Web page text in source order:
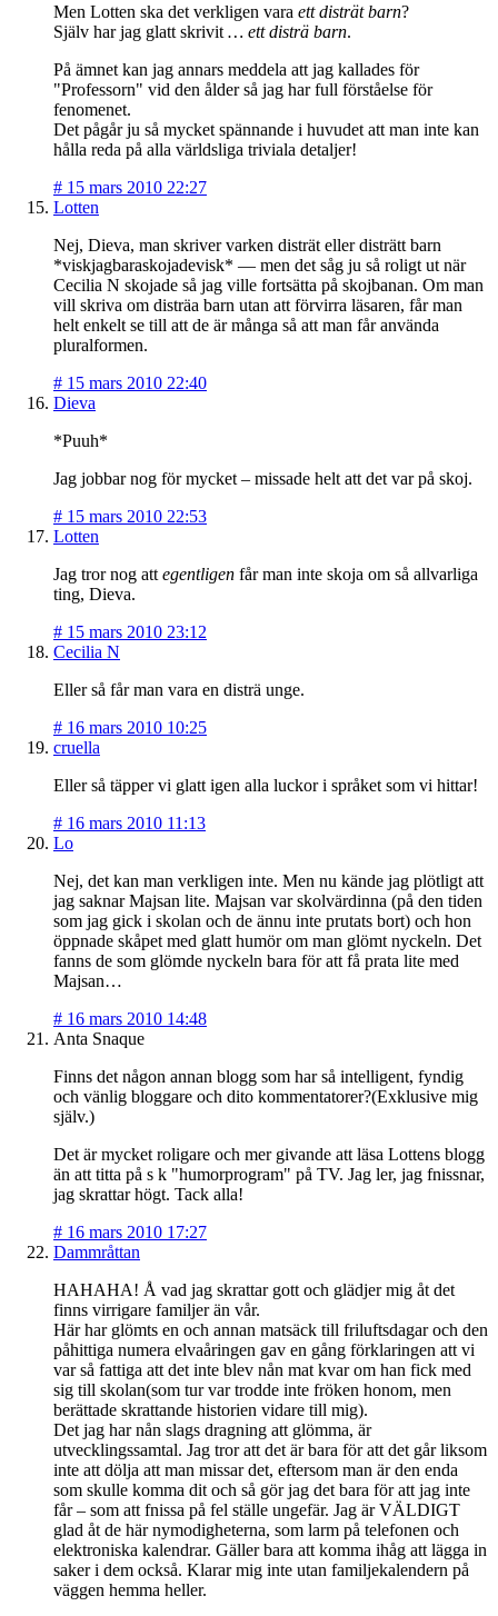
Men Lotten ska det verkligen vara ett disträt barn?
Själv har jag glatt skrivit … ett disträ barn.
På ämnet kan jag annars meddela att jag kallades för
"Professorn" vid den ålder så jag har full förståelse för
fenomenet.
Det pågår ju så mycket spännande i huvudet att man inte kan
hålla reda på alla världsliga triviala detaljer!
# 15 mars 2010 22:27
Lotten
Nej, Dieva, man skriver varken disträt eller disträtt barn
*viskjagbaraskojadevisk* — men det såg ju så roligt ut när
Cecilia N skojade så jag ville fortsätta på skojbanan. Om man
vill skriva om disträa barn utan att förvirra läsaren, får man
helt enkelt se till att de är många så att man får använda
pluralformen.
# 15 mars 2010 22:40
Dieva
*Puuh*
Jag jobbar nog för mycket – missade helt att det var på skoj.
# 15 mars 2010 22:53
Lotten
Jag tror nog att egentligen får man inte skoja om så allvarliga
ting, Dieva.
# 15 mars 2010 23:12
Cecilia N
Eller så får man vara en disträ unge.
# 16 mars 2010 10:25
cruella
Eller så täpper vi glatt igen alla luckor i språket som vi hittar!
# 16 mars 2010 11:13
Lo
Nej, det kan man verkligen inte. Men nu kände jag plötligt att
jag saknar Majsan lite. Majsan var skolvärdinna (på den tiden
som jag gick i skolan och de ännu inte prutats bort) och hon
öppnade skåpet med glatt humör om man glömt nyckeln. Det
fanns de som glömde nyckeln bara för att få prata lite med
Majsan…
# 16 mars 2010 14:48
Anta Snaque
Finns det någon annan blogg som har så intelligent, fyndig
och vänlig bloggare och dito kommentatorer?(Exklusive mig
själv.)
Det är mycket roligare och mer givande att läsa Lottens blogg
än att titta på s k "humorprogram" på TV. Jag ler, jag fnissnar,
jag skrattar högt. Tack alla!
# 16 mars 2010 17:27
Dammråttan
HAHAHA! Å vad jag skrattar gott och glädjer mig åt det
finns virrigare familjer än vår.
Här har glömts en och annan matsäck till friluftsdagar och den
påhittiga numera elvaåringen gav en gång förklaringen att vi
var så fattiga att det inte blev nån mat kvar om han fick med
sig till skolan(som tur var trodde inte fröken honom, men
berättade skrattande historien vidare till mig).
Det jag har nån slags dragning att glömma, är
utvecklingssamtal. Jag tror att det är bara för att det går liksom
inte att dölja att man missar det, eftersom man är den enda
som skulle komma dit och så gör jag det bara för att jag inte
får – som att fnissa på fel ställe ungefär. Jag är VÄLDIGT
glad åt de här nymodigheterna, som larm på telefonen och
elektroniska kalendrar. Gäller bara att komma ihåg att lägga in
saker i dem också. Klarar mig inte utan familjekalendern på
väggen hemma heller.